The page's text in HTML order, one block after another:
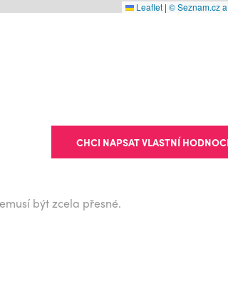
Leaflet | © Seznam.cz
CHCI NAPSAT VLASTNÍ
být zcela přesné.